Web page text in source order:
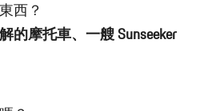
西？
的摩托車、一艘 Sunseeker